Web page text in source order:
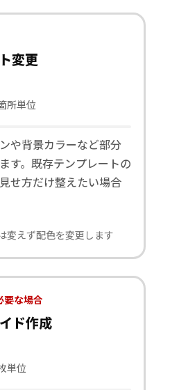
変更
所単位
や背景カラーなど部分
す。既存テンプレートの
せ方だけ整えたい場合
変えず配色を変更します
要な場合
ド作成
単位